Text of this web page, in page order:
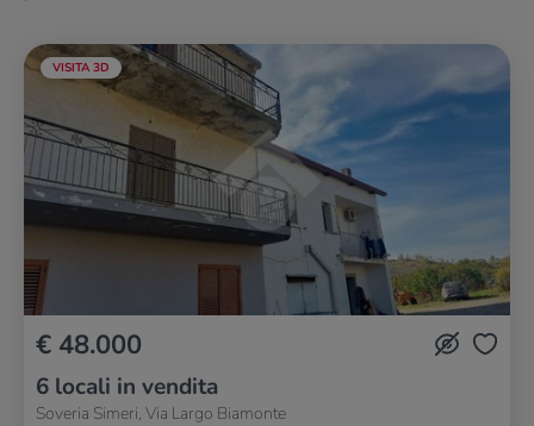
VISITA 3D
€ 48.000
6 locali in vendita
Soveria Simeri, Via Largo Biamonte